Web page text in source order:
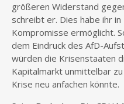
größeren Widerstand
schreibt er. Dies habe ihr
Kompromisse ermöglicht.
dem Eindruck des AfD-
würden die Krisenstaaten
Kapitalmarkt unmittelbar
Krise neu anfachen könnte.